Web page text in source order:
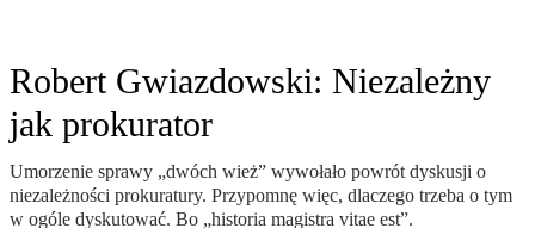
Robert Gwiazdowski: Niezależny
jak prokurator
Umorzenie sprawy „dwóch wież” wywołało powrót dyskusji o
niezależności prokuratury. Przypomnę więc, dlaczego trzeba o tym
w ogóle dyskutować. Bo „historia magistra vitae est”.